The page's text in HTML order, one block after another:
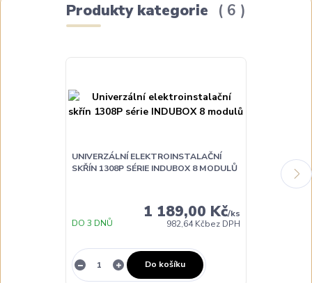
Produkty kategorie 6
UNIVERZÁLNÍ ELEKTROINSTALAČNÍ
SKŘÍN 1308P SÉRIE INDUBOX 8 MODULŮ
1 189,00 Kč/ks
982,64 Kčbez DPH
DO 3 DNŮ
Do košíku
SKŘÍN 1311P
MODULŮ